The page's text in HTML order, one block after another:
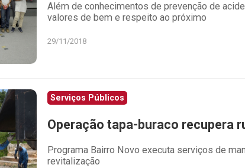
Além de conhecimentos de prevenção de
valores de bem e respeito ao próximo
29/11/2018
Serviços Públicos
Operação tapa-buraco recupera
Programa Bairro Novo executa serviços de
revitalização